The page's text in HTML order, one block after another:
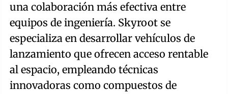
una colaboración más efectiva entre
equipos de ingeniería. Skyroot se
especializa en desarrollar vehículos de
lanzamiento que ofrecen acceso rentable
al espacio, empleando técnicas
innovadoras como compuestos de